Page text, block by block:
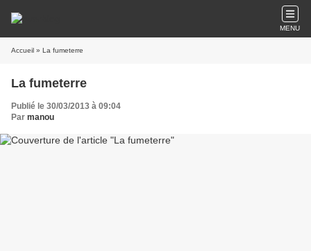
MENU
Accueil » La fumeterre
La fumeterre
Publié le 30/03/2013 à 09:04
Par manou